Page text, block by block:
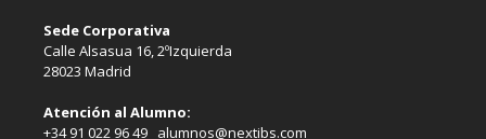
Sede Corporativa
Calle Alsasua 16, 2ºIzquierda
28023 Madrid
Atención al Alumno:
+34 91 022 96 49 alumnos@nextibs.com